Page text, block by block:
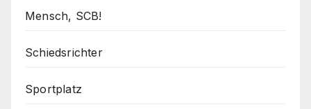
Mensch, SCB!
Schiedsrichter
Sportplatz